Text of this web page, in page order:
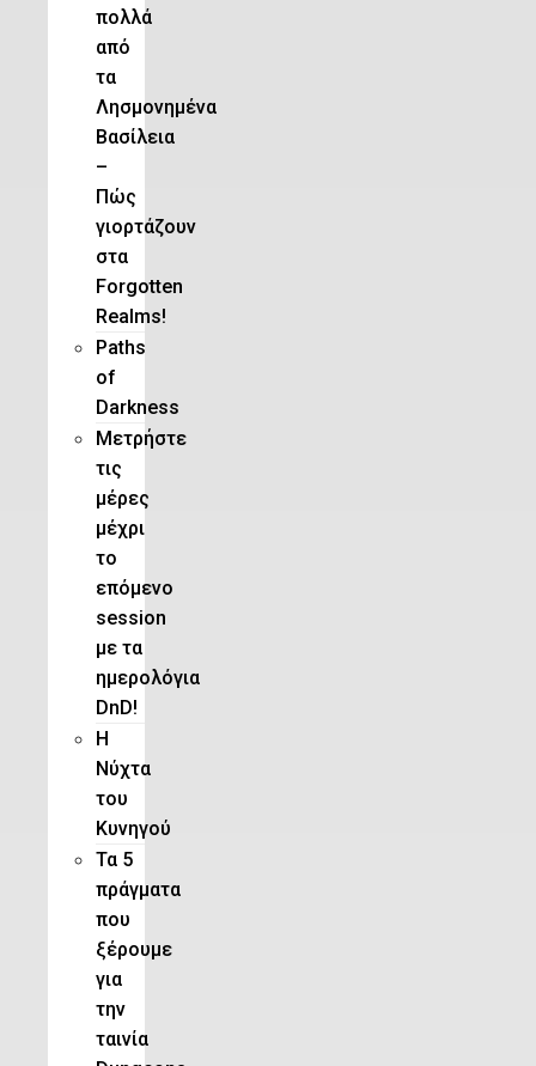
πολλά
από
τα
Λησμονημένα
Βασίλεια
–
Πώς
γιορτάζουν
στα
Forgotten
Realms!
Paths
of
Darkness
Μετρήστε
τις
μέρες
μέχρι
το
επόμενο
session
με τα
ημερολόγια
DnD!
H
Νύχτα
του
Κυνηγού
Τα 5
πράγματα
που
ξέρουμε
για
την
ταινία